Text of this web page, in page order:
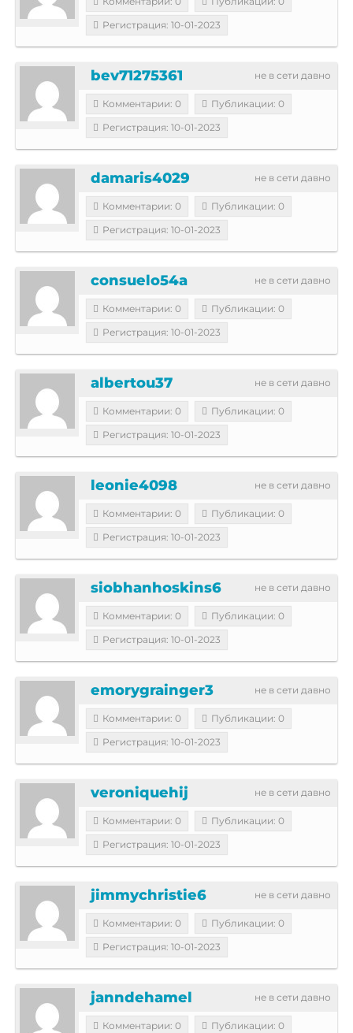
Регистрация: 10-01-2023
не в сети давно
bev71275361
Комментарии: 0
Публикации: 0
Регистрация: 10-01-2023
не в сети давно
damaris4029
Комментарии: 0
Публикации: 0
Регистрация: 10-01-2023
не в сети давно
consuelo54a
Комментарии: 0
Публикации: 0
Регистрация: 10-01-2023
не в сети давно
albertou37
Комментарии: 0
Публикации: 0
Регистрация: 10-01-2023
не в сети давно
leonie4098
Комментарии: 0
Публикации: 0
Регистрация: 10-01-2023
не в сети давно
siobhanhoskins6
Комментарии: 0
Публикации: 0
Регистрация: 10-01-2023
не в сети давно
emorygrainger3
Комментарии: 0
Публикации: 0
Регистрация: 10-01-2023
не в сети давно
veroniquehij
Комментарии: 0
Публикации: 0
Регистрация: 10-01-2023
не в сети давно
jimmychristie6
Комментарии: 0
Публикации: 0
Регистрация: 10-01-2023
не в сети давно
janndehamel
Комментарии: 0
Публикации: 0